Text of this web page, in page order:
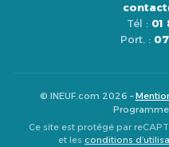
Tél : 01
Port. :
© INEUF.com 2026 –
Ce site est protégé par
et les conditions